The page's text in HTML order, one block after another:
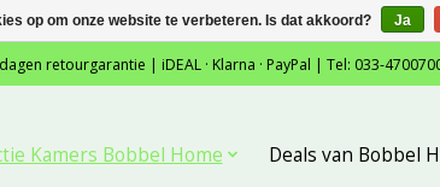
retourgarantie | iDEAL · Klarna · PayPal | Tel: 033-
Kamers Bobbel Home Deals van Bobbel
op om onze website te verbeteren. Is dat akkoord? Ja